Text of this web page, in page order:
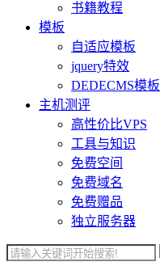
书籍教程
模板
自适应模板
jquery特效
DEDECMS模板
主机测评
高性价比VPS
工具与知识
免费空间
免费域名
免费赠品
独立服务器